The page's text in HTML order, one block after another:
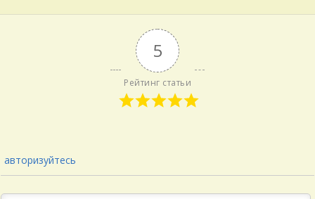
5
Рейтинг статьи
авторизуйтесь